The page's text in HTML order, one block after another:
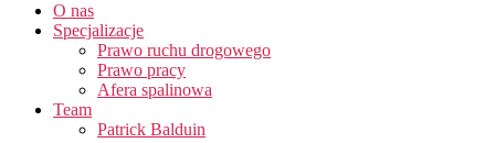
O nas
Specjalizacje
Prawo ruchu drogowego
Prawo pracy​
Afera spalinowa
Team
Patrick Balduin